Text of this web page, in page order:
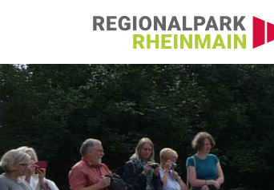
Skaterpark mit
Hauptnavigation